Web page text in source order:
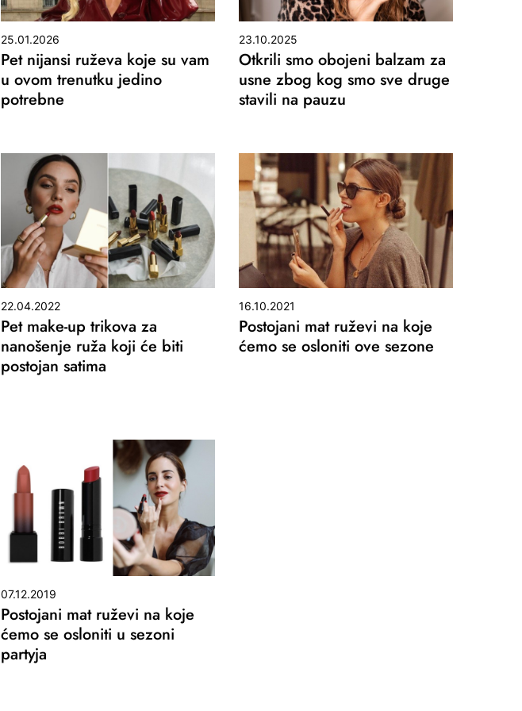
25.01.2026
Pet nijansi ruževa koje su vam
u ovom trenutku jedino
potrebne
23.10.2025
Otkrili smo obojeni balzam za
usne zbog kog smo sve druge
stavili na pauzu
22.04.2022
Pet make-up trikova za
nanošenje ruža koji će biti
postojan satima
16.10.2021
Postojani mat ruževi na koje
ćemo se osloniti ove sezone
07.12.2019
Postojani mat ruževi na koje
ćemo se osloniti u sezoni
partyja